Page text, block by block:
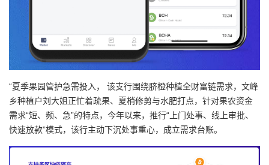
“夏季果园管护急需投入， 该支行围绕脐橙种植全财富链需求，文峰
乡种植户刘大姐正忙着疏果、夏梢修剪与水肥打点，针对果农资金
需求“短、频、急”的特点，今年以来，推行“上门处事、线上审批、
快速放款”模式，该行主动下沉处事重心，成立需求台账。